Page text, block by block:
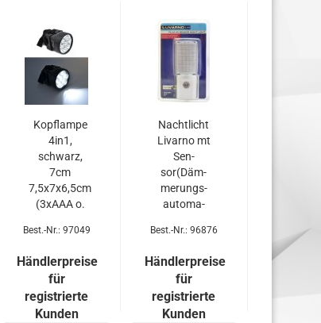
Kopf­lam­pe
4in1,
schwarz,
7cm
7,5x7x6,5cm
(3xAAA o.
Best.-Nr.: 97049
Händlerpreise
für
registrierte
Kunden
Nacht­licht
Li­var­no mt
Sen­
sor(Däm­
me­rungs­
au­to­ma­
Dop­pel­blis­
220V Inter
Best.-Nr.: 96876
Händlerpreise
für
registrierte
Kunden